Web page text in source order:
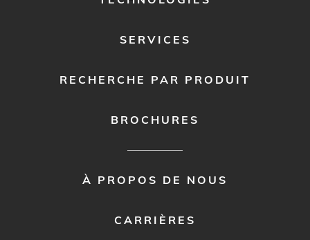
SERVICES
RECHERCHE PAR PRODUIT
BROCHURES
À PROPOS DE NOUS
CARRIÈRES